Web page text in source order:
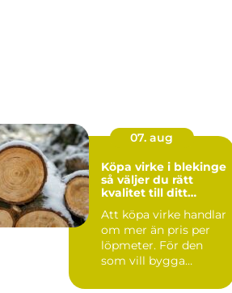
07. aug
Köpa virke i blekinge
så väljer du rätt
kvalitet till ditt
Att köpa virke handlar
om mer än pris per
löpmeter. För den
som vill bygga